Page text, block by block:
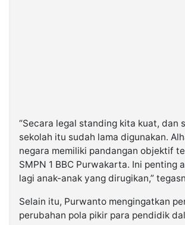
“Secara legal standing kita kuat, dan
sekolah itu sudah lama digunakan.
negara memiliki pandangan objektif
SMPN 1 BBC Purwakarta. Ini penting
lagi anak-anak yang dirugikan,”
Selain itu, Purwanto mengingatkan
perubahan pola pikir para pendidik